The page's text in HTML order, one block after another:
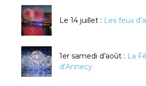
Le 14 juillet : Les feux
1er samedi d’août : La
d’Annecy